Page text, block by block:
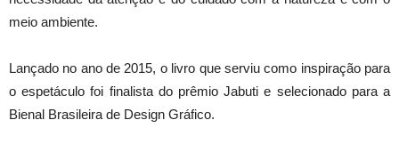
meio ambiente.
Lançado no ano de 2015, o livro que serviu como inspiração para
o espetáculo foi finalista do prêmio Jabuti e selecionado para a
Bienal Brasileira de Design Gráfico.